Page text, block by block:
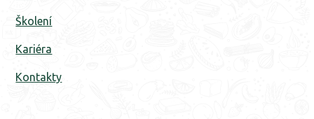
‍Školení
Kariéra
Kontakty